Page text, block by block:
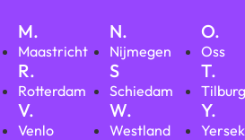
M.
Maastricht
N.
Nijmegen
O.
Oss
R.
Rotterdam
S
Schiedam
T.
Tilburg
V.
Venlo
W.
Westland
Y.